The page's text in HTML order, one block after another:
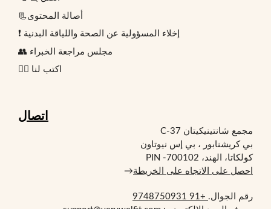
📃أصالة المحتوى
❗ إخلاء المسؤولية عن الصحة واللياقة البدنية
👥 مجلس مراجعة الخبراء
✍🏻 اكتب لنا
اتصال
مجمع شانتينيكيتان C-37
بي كريشنابور ، بي إس نيوتاون
كولكاتا، الهند، PIN -700102
احصل على الاتجاه على الخريطة→
رقم الجوال. +91 9748750931